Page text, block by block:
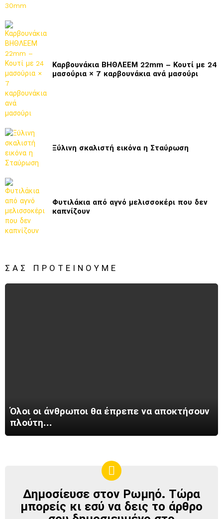
Καρβουνάκια ΒΗΘΛΕΕΜ 22mm – Κουτί με 24
μασούρια × 7 καρβουνάκια ανά μασούρι
Ξύλινη σκαλιστή εικόνα η Σταύρωση
Φυτιλάκια από αγνό μελισσοκέρι που δεν
καπνίζουν
ΣΑΣ ΠΡΟΤΕΊΝΟΥΜΕ
Όλοι οι άνθρωποι θα έπρεπε να αποκτήσουν
πλούτη…
ΔΗΜΟΣΊΕΥΣΕ
ΣΤΟΝ
ΡΩΜΗΌ
Δημοσίευσε στον Ρωμηό. Τώρα
μπορείς κι εσύ να δεις το άρθρο